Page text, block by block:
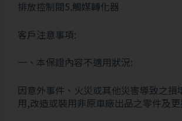
排放控制閥5.觸媒轉化器
客戶注意事項:
一、本保證內容不適用狀況:
因意外事件、火災或其他災害導致之損
用,改造或裝用非原車廠出品之零件及更